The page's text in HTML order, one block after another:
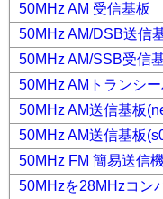
50MHz AM 受信基板
50MHz AM/DSB送信
50MHz AM/SSB受信
50MHz AMトランシ
50MHz AM送信基
50MHz AM送信基
50MHz FM 簡易送信
50MHzを28MHzコン